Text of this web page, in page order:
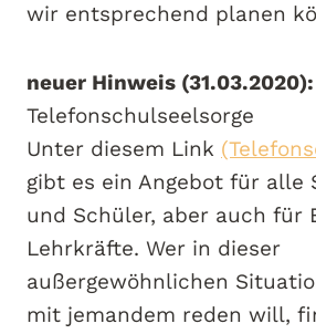
wir entsprechend planen
neuer Hinweis (31.03.2020):
Telefonschulseelsorge
Unter diesem Link
gibt es ein Angebot für alle
und Schüler, aber auch für
Lehrkräfte. Wer in dieser
außergewöhnlichen
mit jemandem reden will,